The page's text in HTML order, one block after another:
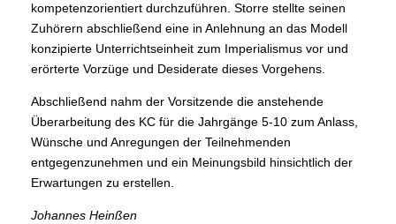
kompetenzorientiert durchzuführen. Storre stellte seinen
Zuhörern abschließend eine in Anlehnung an das Modell
konzipierte Unterrichtseinheit zum Imperialismus vor und
erörterte Vorzüge und Desiderate dieses Vorgehens.
Abschließend nahm der Vorsitzende die anstehende
Überarbeitung des KC für die Jahrgänge 5-10 zum Anlass,
Wünsche und Anregungen der Teilnehmenden
entgegenzunehmen und ein Meinungsbild hinsichtlich der
Erwartungen zu erstellen.
Johannes Heinßen